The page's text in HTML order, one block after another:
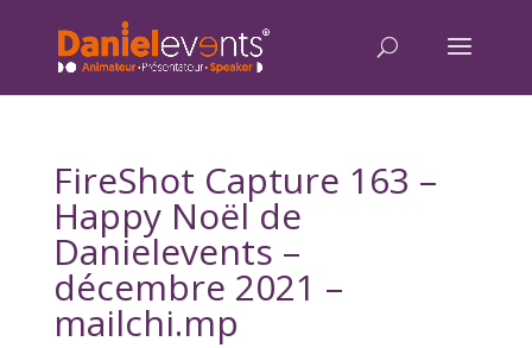
FireShot Capture 163 –
Happy Noël de
Danielevents –
décembre 2021 –
mailchi.mp